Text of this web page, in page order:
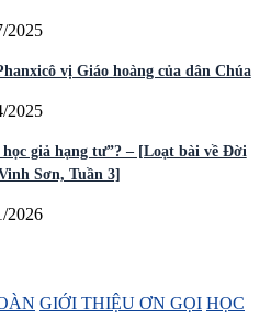
2025
vị Giáo hoàng của dân Chúa
2025
giả hạng tư”? – [Loạt bài về Đời
Sơn, Tuần 3]
2026
GIỚI THIỆU ƠN GỌI HỌC